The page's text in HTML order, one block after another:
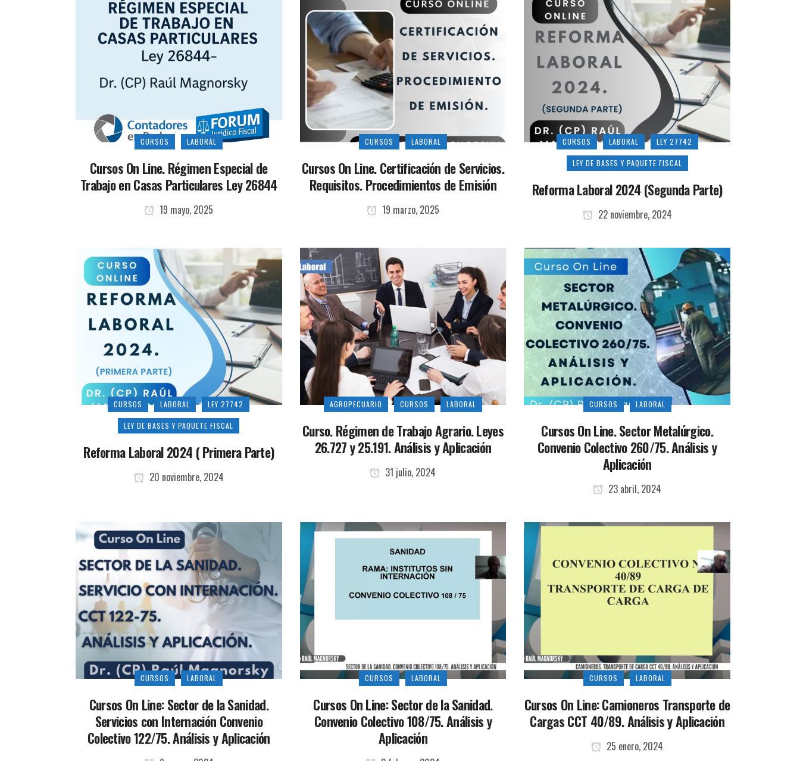
CURSOS LABORAL
Cursos On Line. Régimen Especial de
Trabajo en Casas Particulares Ley 26844
19 mayo, 2025
CURSOS LABORAL
Cursos On Line. Certificación de Servicios.
Requisitos. Procedimientos de Emisión
19 marzo, 2025
CURSOS LABORAL LEY 27742
LEY DE BASES Y PAQUETE FISCAL
Reforma Laboral 2024 (Segunda Parte)
22 noviembre, 2024
CURSOS LABORAL LEY 27742
LEY DE BASES Y PAQUETE FISCAL
Reforma Laboral 2024 ( Primera Parte)
20 noviembre, 2024
AGROPECUARIO CURSOS LABORAL
Curso. Régimen de Trabajo Agrario. Leyes
26.727 y 25.191. Análisis y Aplicación
31 julio, 2024
CURSOS LABORAL
Cursos On Line. Sector Metalúrgico.
Convenio Colectivo 260/75. Análisis y
Aplicación
23 abril, 2024
CURSOS LABORAL
Cursos On Line: Sector de la Sanidad.
Servicios con Internación Convenio
Colectivo 122/75. Análisis y Aplicación
CURSOS LABORAL
Cursos On Line: Sector de la Sanidad.
Convenio Colectivo 108/75. Análisis y
Aplicación
CURSOS LABORAL
Cursos On Line: Camioneros Transporte de
Cargas CCT 40/89. Análisis y Aplicación
25 enero, 2024